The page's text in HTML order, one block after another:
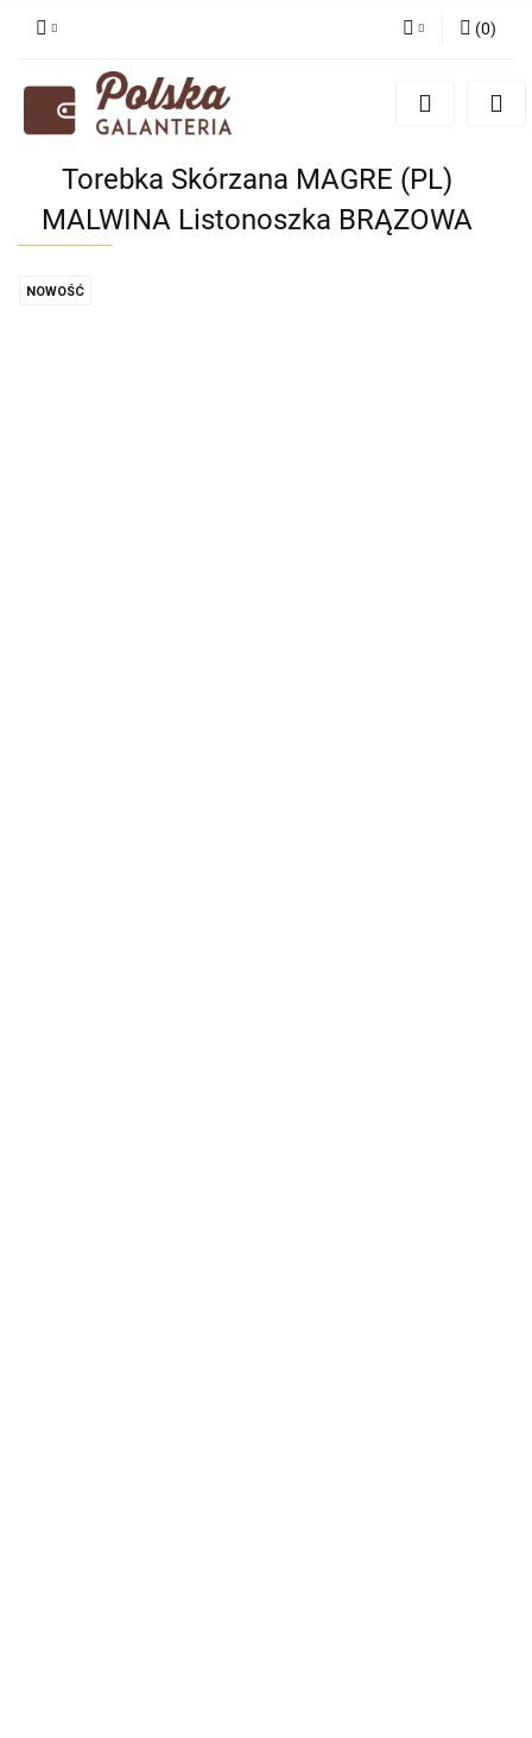
Zaloguj się
Zgody cookies
(0)
Torebka Skórzana MAGRE (PL)
MALWINA Listonoszka BRĄZOWA
NOWOŚĆ